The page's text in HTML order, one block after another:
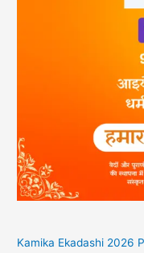
Kamika Ekadashi 2026